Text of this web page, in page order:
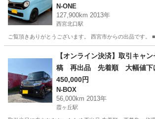
N-ONE
127,900km 2013年
西宮北口駅
ご覧頂きありがとうございます。 西宮市からの出品です
西宮北口駅 N-ONE Bluetooth
【オンライン決済】取引キャ
稿 再出品 先着順 大幅値
格 取引早い方 NBOX カスタム タント スペ
ーシア 低走行 美品 黒
車 バイク
450,000円
N-BOX
56,000km 2013年
霞ヶ丘駅